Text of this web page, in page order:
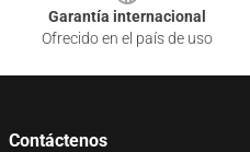
Garantía internacional
Ofrecido en el país de uso
Contáctenos